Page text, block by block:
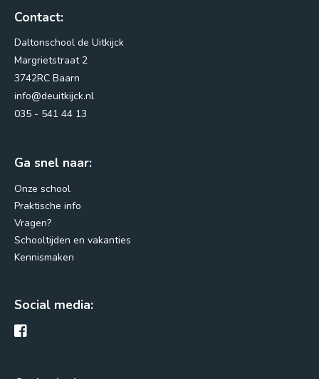
Margrietstraat 2
Routebeschrijving
Contact:
Daltonschool de Uitkijck
Margrietstraat 2
3742RC Baarn
info@deuitkijck.nl
035 - 541 44 13
Ga snel naar:
Onze school
Praktische info
Vragen?
Schooltijden en vakanties
Kennismaken
Social media: